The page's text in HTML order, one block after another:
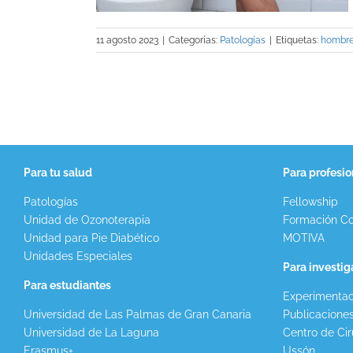
11 agosto 2023 Categorías: Patologías Etiquetas:
Para tu salud
Patologías
Unidad de Ozonoterapia
Unidad para Pie Diabético
Unidades Especiales
Para estudiantes
Universidad de Las Palmas de Gran Canaria
Universidad de La Laguna
Para
Fellowship
Formación
MOTIVA
Para
Centro de